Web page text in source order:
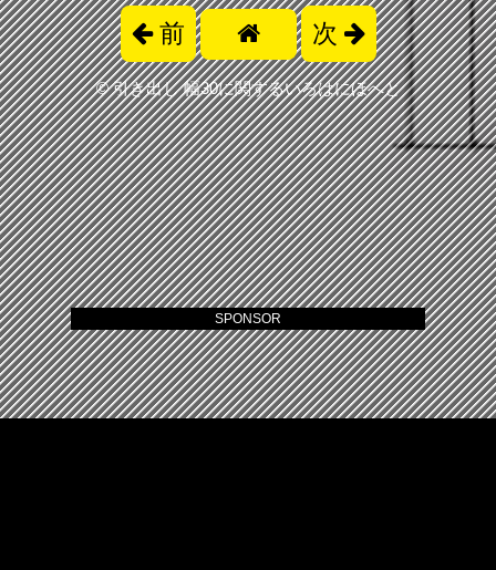
前 次
©引き出し 幅30に関するいろはにほへと
SPONSOR